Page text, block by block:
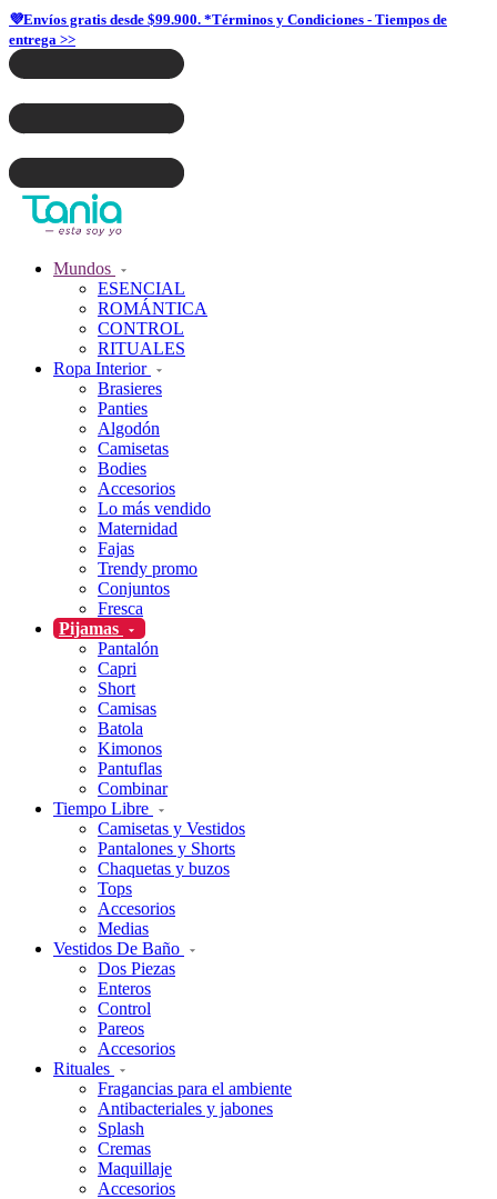
💜Envíos gratis desde $99.900. *Términos y Condiciones - Tiempos de
entrega >>
Mundos
ESENCIAL
ROMÁNTICA
CONTROL
RITUALES
Ropa Interior
Brasieres
Panties
Algodón
Camisetas
Bodies
Accesorios
Lo más vendido
Maternidad
Fajas
Trendy promo
Conjuntos
Fresca
Pijamas
Pantalón
Capri
Short
Camisas
Batola
Kimonos
Pantuflas
Combinar
Tiempo Libre
Camisetas y Vestidos
Pantalones y Shorts
Chaquetas y buzos
Tops
Accesorios
Medias
Vestidos De Baño
Dos Piezas
Enteros
Control
Pareos
Accesorios
Rituales
Fragancias para el ambiente
Antibacteriales y jabones
Splash
Cremas
Maquillaje
Accesorios